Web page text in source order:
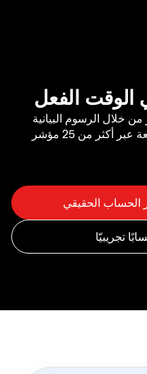
الوقت الفعل
من خلال الرسوم البيانية